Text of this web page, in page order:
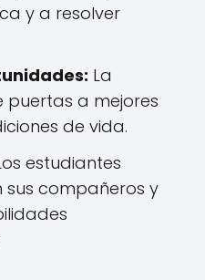
y a resolver
La
a mejores
de vida.
estudiantes
compañeros y